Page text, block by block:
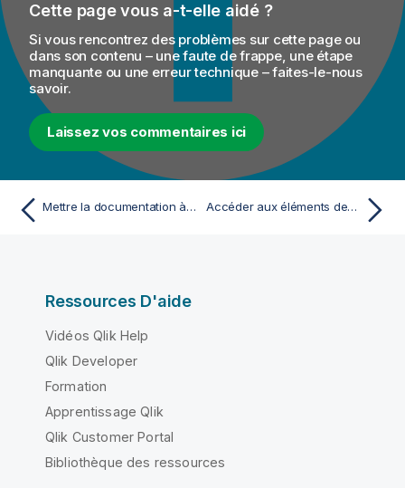
Cette page vous a-t-elle aidé ?
Si vous rencontrez des problèmes sur cette page ou
dans son contenu – une faute de frappe, une étape
manquante ou une erreur technique – faites-le-nous
savoir.
Laissez vos commentaires ici
Mettre la documentation à jour Accéder aux éléments des projets référencés
Ressources D'aide
Vidéos Qlik Help
Qlik Developer
Formation
Apprentissage Qlik
Qlik Customer Portal
Bibliothèque des ressources